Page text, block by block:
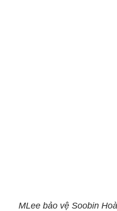
MLee bảo vệ Soobin